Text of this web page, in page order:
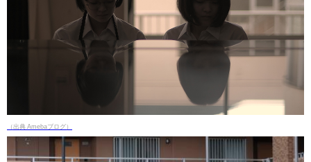
（出典 Amebaブログ）